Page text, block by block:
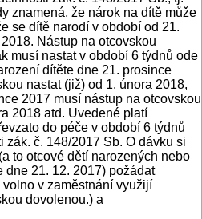
znamená, že nárok na dítě může
se dítě narodí v období od 21.
Nástup na otcovskou
musí nastat v období 6 týdnů ode
dítěte dne 21. prosince
nastat (již) od 1. února 2018,
2017 musí nástup na otcovskou
2018 atd. Uvedené platí
do péče v období 6 týdnů
zák. č. 148/2017 Sb. O dávku si
to otcové dětí narozených nebo
dne 21. 12. 2017) požádat
v zaměstnání využijí
dovolenou.) a